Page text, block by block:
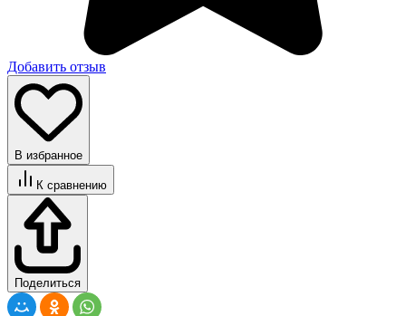
Добавить отзыв
В избранное
К сравнению
Поделиться